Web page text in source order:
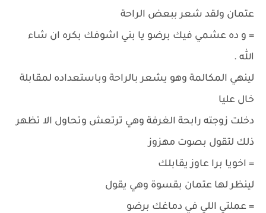
عتمان ولقد شعر ببعض الراحة
= و ده عشمي فيك برضو يا بني اشوفك بكره ان شاء
الله .
لينهي المكالمة وهو يشعر بالراحة وباستعداده لمقابلة
خال عليا
دخلت زوجته رابحة الغرفة وهي ترتعش وتحاول الا تظهر
ذلك لتقول بصوت مهزوز
= اخويا برا عاوز يقابلك
لينظر لها عتمان بقسوة وهي يقول
= عملتي اللي في دماغك برضو